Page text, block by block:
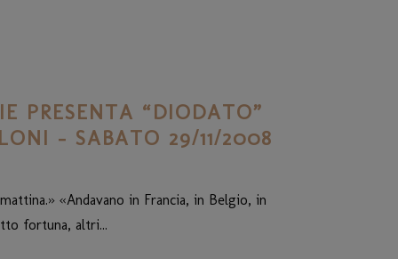
PRESENTA “DIODATO”
– SABATO 29/11/2008
«Andavano in Francia, in Belgio, in
fortuna, altri...